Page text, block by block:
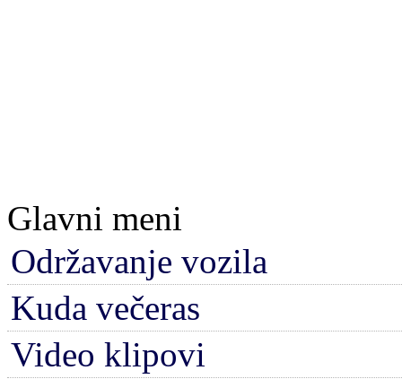
Glavni meni
Održavanje vozila
Kuda večeras
Video klipovi